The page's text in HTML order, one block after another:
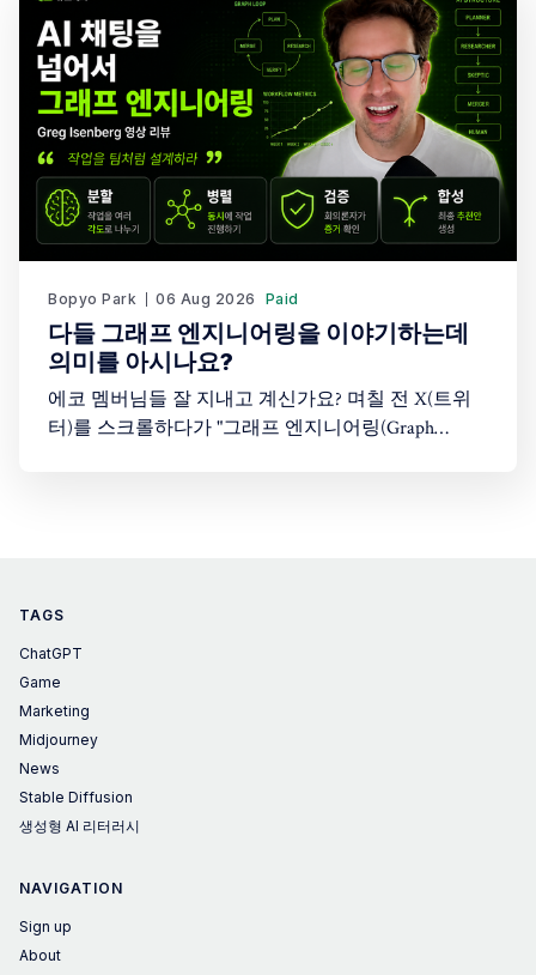
45분짜리 인터뷰에 오픈소스 AI 에이전트 Hermes
Agent를 만든 창업자(Karan Malhotra)가 나와 이야기
를 나눠 흥미롭게 시청했습니다. 어떤 이야기를 나눴
을까요?
Bopyo Park 06 Aug 2026 Paid
다들 그래프 엔지니어링을 이야기하는데
의미를 아시나요?
에코 멤버님들 잘 지내고 계신가요? 며칠 전 X(트위
터)를 스크롤하다가 "그래프 엔지니어링(Graph
TAGS
ChatGPT
Game
Marketing
Midjourney
News
Stable Diffusion
생성형 AI 리터러시
NAVIGATION
Sign up
About